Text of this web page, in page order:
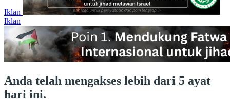
Iklan
Iklan
Anda telah mengakses lebih dari 5 ayat
hari ini.